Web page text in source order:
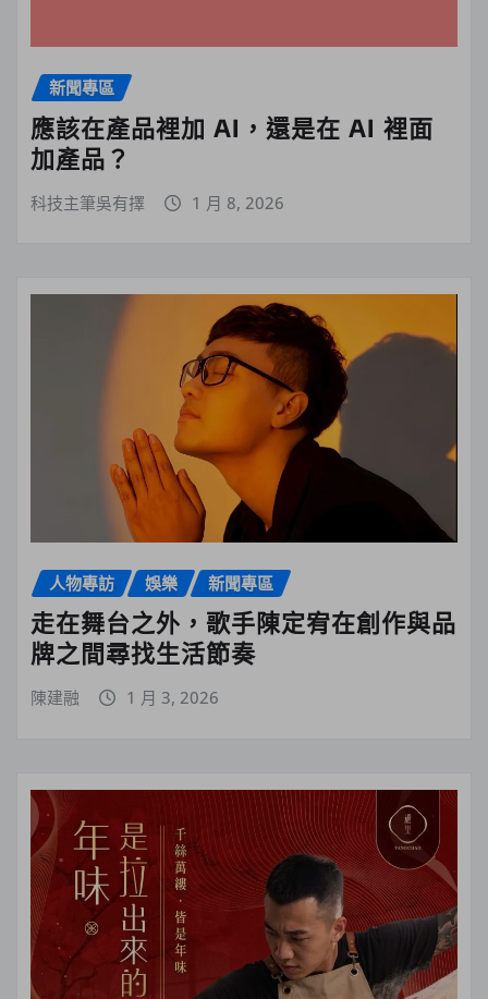
新聞專區
應該在產品裡加 AI，還是在 AI 裡面
加產品？
科技主筆吳有擇 1 月 8, 2026
人物專訪 娛樂 新聞專區
走在舞台之外，歌手陳定宥在創作與品
牌之間尋找生活節奏
陳建融 1 月 3, 2026